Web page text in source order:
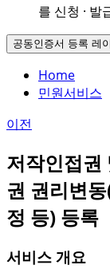
를 신청 · 발
공동인증서 등록 레
Home
민원서비스
이전
저작인접권
권 권리변
정 등) 등록
서비스 개요